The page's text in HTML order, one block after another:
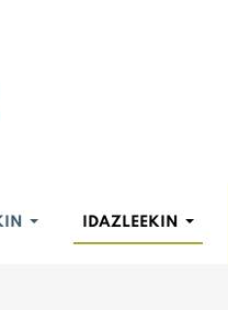
IDAZLEEKIN